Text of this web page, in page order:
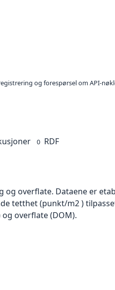
og forespørsel om API-
0 RDF
og overflate. Dataene er
tetthet (punkt/m2 )
overflate (DOM).